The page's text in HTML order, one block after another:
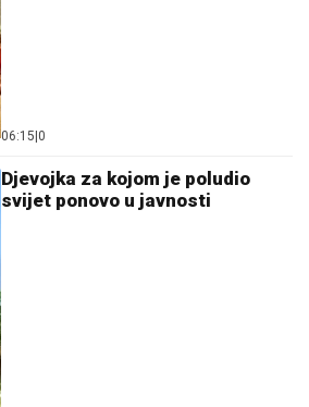
06:15 0
Djevojka za kojom je poludio
svijet ponovo u javnosti